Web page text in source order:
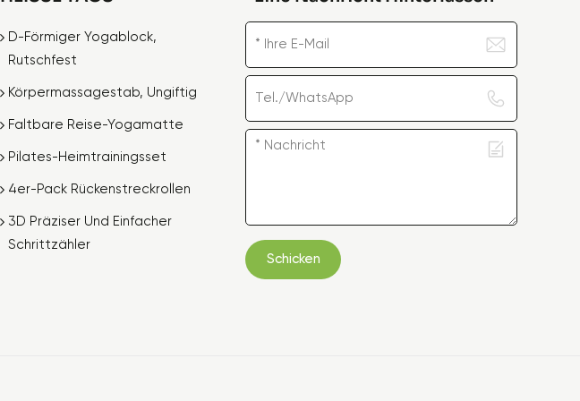
D-Förmiger Yogablock,
Rutschfest
Körpermassagestab, Ungiftig
Faltbare Reise-Yogamatte
Pilates-Heimtrainingsset
4er-Pack Rückenstreckrollen
3D Präziser Und Einfacher
Schrittzähler
Schicken